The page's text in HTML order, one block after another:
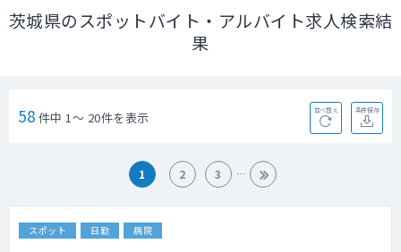
茨城県のスポットバイト・アルバイト求人検索結
果
58 件中 1～ 20件を表示 並べ替え 条件保存
1 2 3
スポット 日勤 病院